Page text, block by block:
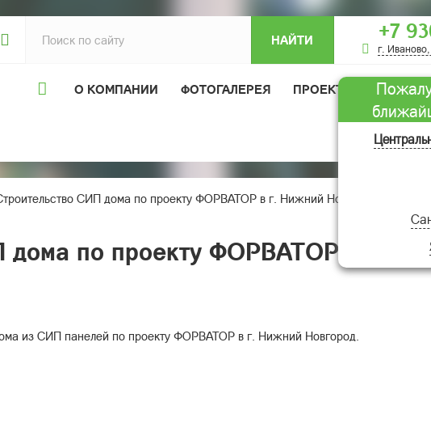
НАЙТИ +7
г.
О КОМПАНИИ ФОТОГАЛЕРЕЯ ПРОЕКТЫ ДОМОВ
ОТЗЫВЫ
СИП дома по проекту ФОРВАТОР в г. Нижний Новгород
дома по проекту ФОРВАТОР в г.
из СИП панелей по проекту ФОРВАТОР в г. Нижний Новгород.